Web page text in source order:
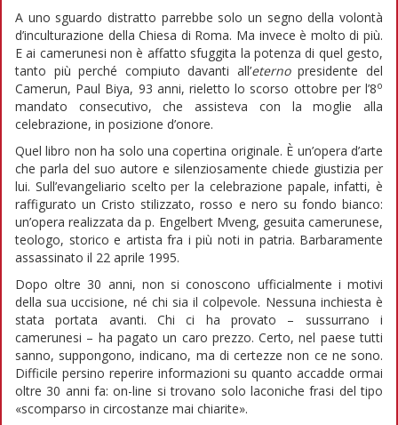
A uno sguardo distratto parrebbe solo un segno della volontà
d’inculturazione della Chiesa di Roma. Ma invece è molto di più.
E ai camerunesi non è affatto sfuggita la potenza di quel gesto,
tanto più perché compiuto davanti all’eternopresidente del
Camerun, Paul Biya, 93 anni, rieletto lo scorso ottobre per l’8o
mandato consecutivo, che assisteva con la moglie alla
celebrazione, in posizione d’onore.
Quel libro non ha solo una copertina originale. È un’opera d’arte
che parla del suo autore e silenziosamente chiede giustizia per
lui. Sull’evangeliario scelto per la celebrazione papale, infatti, è
raffigurato un Cristo stilizzato, rosso e nero su fondo bianco:
un’opera realizzata da p. Engelbert Mveng, gesuita camerunese,
teologo, storico e artista fra i più noti in patria. Barbaramente
assassinato il 22 aprile 1995.
Dopo oltre 30 anni, non si conoscono ufficialmente i motivi
della sua uccisione, né chi sia il colpevole. Nessuna inchiesta è
stata portata avanti. Chi ci ha provato – sussurrano i
camerunesi – ha pagato un caro prezzo. Certo, nel paese tutti
sanno, suppongono, indicano, ma di certezze non ce ne sono.
Difficile persino reperire informazioni su quanto accadde ormai
oltre 30 anni fa: on-line si trovano solo laconiche frasi del tipo
«scomparso in circostanze mai chiarite».